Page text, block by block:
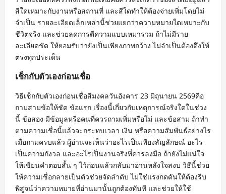
สีใดเหมาะกับงานหรือสถานที่ และสีใดทำให้ต้องจ่ายเพิ่มโดยไม่
จำเป็น รายละเอียดเล็กเหล่านี้ช่วยแยกว่าความหมายใดเหมาะกับ
ชีวิตจริง และช่วยลดการตีความแบบเหมารวม ถ้าไม่มีราย
ละเอียดชัด ให้ยอมรับว่ายังเป็นเพียงภาพกว้าง ไม่จำเป็นต้องดึงให้
ตรงทุกประเด็น
เช็กกับตัวเองก่อนเชื่อ
วิธีเช็กกับตัวเองก่อนเชื่อสีมงคลวันอังคาร 23 มิถุนายน 2569คือ
ถามสามข้อให้ชัด ข้อแรก เรื่องนี้เกี่ยวกับเหตุการณ์จริงใดในช่วง
นี้ ข้อสอง มีข้อมูลหรือคนที่ควรถามเพิ่มหรือไม่ และข้อสาม ถ้าทำ
ตามความเชื่อนี้แล้วจะกระทบเวลา เงิน หรือความสัมพันธ์อย่างไร
เมื่อถามครบแล้ว ผู้อ่านจะเห็นว่าอะไรเป็นเพียงสัญลักษณ์ อะไร
เป็นความกังวล และอะไรเป็นงานจริงที่ควรลงมือ ถ้ายังไม่แน่ใจ
ให้เขียนคำตอบสั้น ๆ ไว้ก่อนแล้วกลับมาอ่านหลังใจสงบ วิธีนี้ช่วย
ให้ความเชื่อกลายเป็นตัวช่วยจัดลำดับ ไม่ใช่แรงกดดันให้ต้องรีบ
พิสูจน์ว่าความหมายที่อ่านมานั้นถูกต้องทันที และช่วยให้ใช้